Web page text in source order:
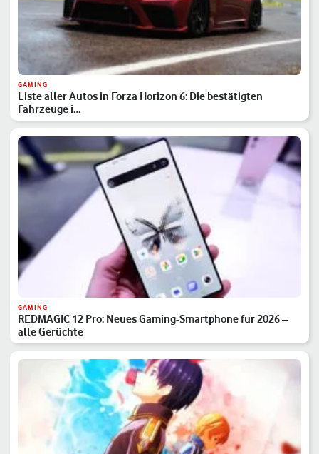
GAMING
Liste aller Autos in Forza Horizon 6: Die bestätigten
Fahrzeuge i…
GAMING
REDMAGIC 12 Pro: Neues Gaming-Smartphone für 2026 –
alle Gerüchte